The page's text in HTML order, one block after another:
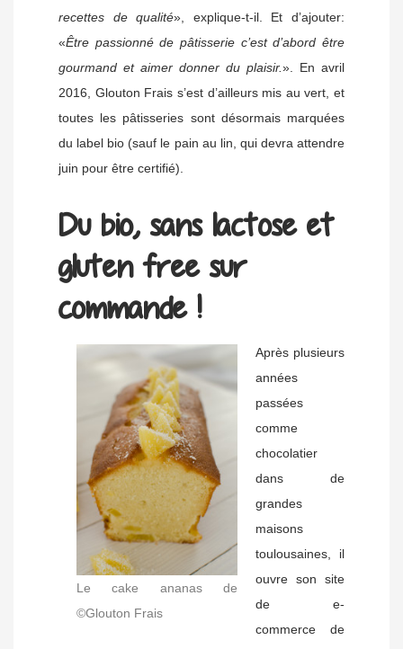
recettes de qualité», explique-t-il. Et d’ajouter:
«Être passionné de pâtisserie c’est d’abord être
gourmand et aimer donner du plaisir.». En avril
2016, Glouton Frais s’est d’ailleurs mis au vert, et
toutes les pâtisseries sont désormais marquées
du label bio (sauf le pain au lin, qui devra attendre
juin pour être certifié).
Du bio, sans lactose et
gluten free sur
commande !
Le cake ananas de
©Glouton Frais
Après plusieurs
années
passées
comme
chocolatier
dans de
grandes
maisons
toulousaines, il
ouvre son site
de e-
commerce de